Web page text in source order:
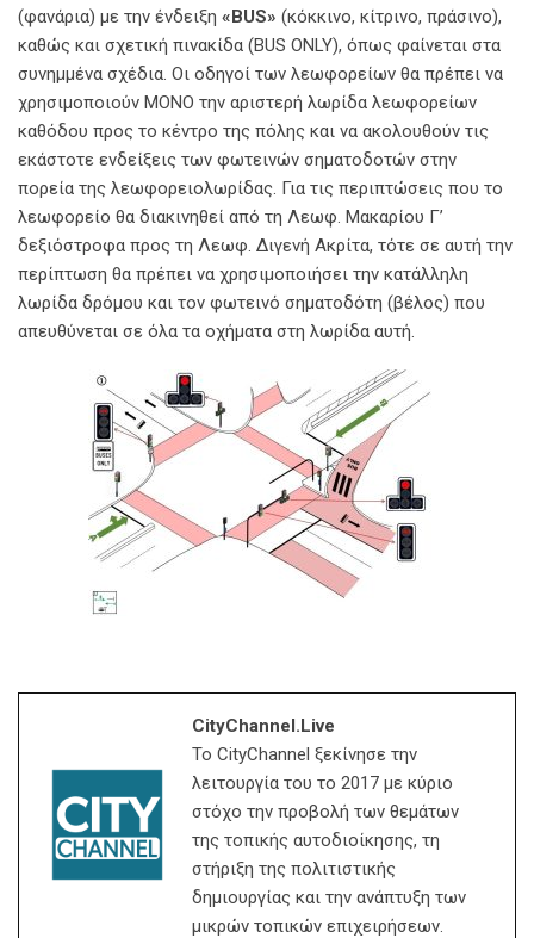
(φανάρια) με την ένδειξη «BUS» (κόκκινο, κίτρινο, πράσινο),
καθώς και σχετική πινακίδα (BUS ONLY), όπως φαίνεται στα
συνημμένα σχέδια. Οι οδηγοί των λεωφορείων θα πρέπει να
χρησιμοποιούν ΜΟΝΟ την αριστερή λωρίδα λεωφορείων
καθόδου προς το κέντρο της πόλης και να ακολουθούν τις
εκάστοτε ενδείξεις των φωτεινών σηματοδοτών στην
πορεία της λεωφορειολωρίδας. Για τις περιπτώσεις που το
λεωφορείο θα διακινηθεί από τη Λεωφ. Μακαρίου Γ’
δεξιόστροφα προς τη Λεωφ. Διγενή Ακρίτα, τότε σε αυτή την
περίπτωση θα πρέπει να χρησιμοποιήσει την κατάλληλη
λωρίδα δρόμου και τον φωτεινό σηματοδότη (βέλος) που
απευθύνεται σε όλα τα οχήματα στη λωρίδα αυτή.
CityChannel.live
Το CityChannel ξεκίνησε την
λειτουργία του το 2017 με κύριο
στόχο την προβολή των θεμάτων
της τοπικής αυτοδιοίκησης, τη
στήριξη της πολιτιστικής
δημιουργίας και την ανάπτυξη των
μικρών τοπικών επιχειρήσεων.